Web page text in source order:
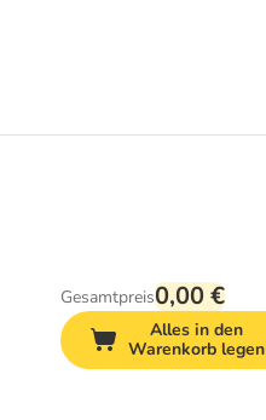
Gesamtpreis0,00 €
Alles in den
Warenkorb legen